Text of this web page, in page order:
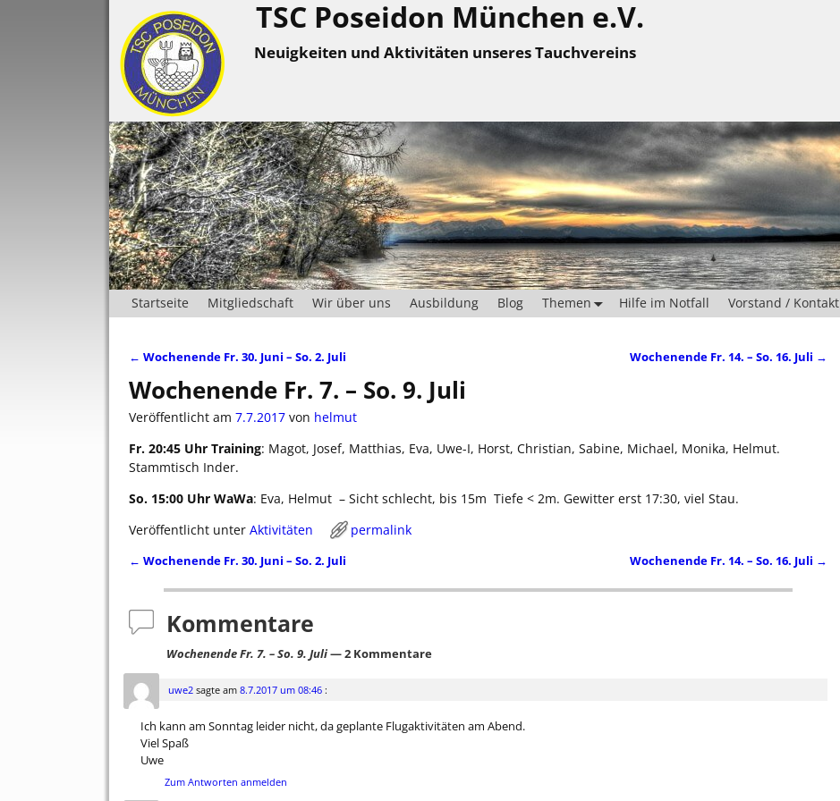
TSC Poseidon München e.V.
Neuigkeiten und Aktivitäten unseres Tauchvereins
Startseite Mitgliedschaft Wir über uns Ausbildung Blog Themen Hilfe im Notfall
Vorstand / Kontakt
← Wochenende Fr. 30. Juni – So. 2. Juli Wochenende Fr. 14. – So. 16. Juli →
Wochenende Fr. 7. – So. 9. Juli
Veröffentlicht am 7.7.2017 von helmut
Fr. 20:45 Uhr Training: Magot, Josef, Matthias, Eva, Uwe-I, Horst, Christian, Sabine, Michael, Monika, Helmut.
Stammtisch Inder.
So. 15:00 Uhr WaWa: Eva, Helmut – Sicht schlecht, bis 15m Tiefe < 2m. Gewitter erst 17:30, viel Stau.
Veröffentlicht unter Aktivitäten permalink
← Wochenende Fr. 30. Juni – So. 2. Juli Wochenende Fr. 14. – So. 16. Juli →
Kommentare
Wochenende Fr. 7. – So. 9. Juli— 2 Kommentare
uwe2 sagte am 8.7.2017 um 08:46 :
Ich kann am Sonntag leider nicht, da geplante Flugaktivitäten am Abend.
Viel Spaß
Uwe
Zum Antworten anmelden